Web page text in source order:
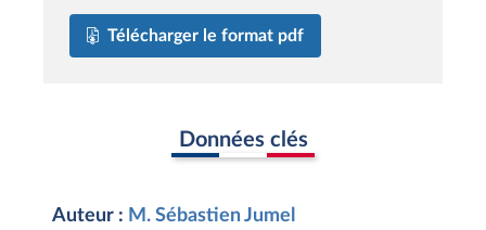
Télécharger le format pdf
Données clés
Auteur : M. Sébastien Jumel